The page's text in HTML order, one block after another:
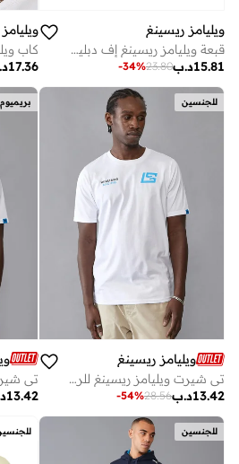
ويليامز ريسينغ
قبعة ويليامز ريسينغ إف دبليو تراكير
د.ب15.81
23.80
-34%
كاب
17.36
للجنسين
ويليامز ريسينغ
تي شيرت ويليامز ريسينغ للرجال سارجنت
د.ب13.42
28.56
-54%
بريميوم
13.42
للجنسين